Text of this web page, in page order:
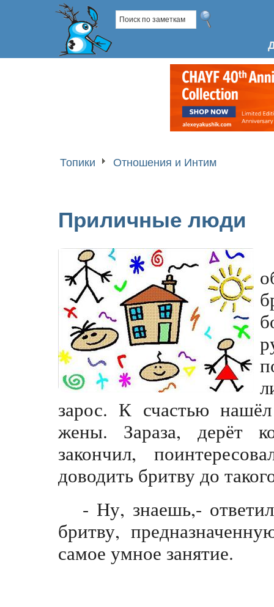
Топики Отношения и Интим
Приличные люди
зарос. К счастью
жены. Зараза, дерёт
закончил,
доводить бритву до
- Ну, знаешь,-
бритву,
самое умное занятие.